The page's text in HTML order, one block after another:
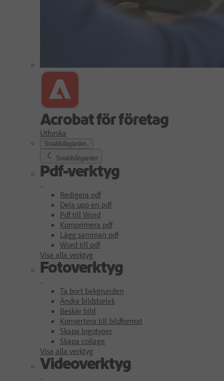
Acrobat för företag
Utforska
Snabbåtgärder
Snabbåtgärder
Pdf-verktyg
Redigera pdf
Dela upp en pdf
Pdf till Word
Komprimera pdf
Lägg samman pdf
Word till pdf
Visa alla verktyg
Fotoverktyg
Ta bort bakgrunden
Ändra bildstorlek
Beskär bild
Konvertera till bildformat
Skapa logotyper
Skapa collage
Visa alla verktyg
Videoverktyg